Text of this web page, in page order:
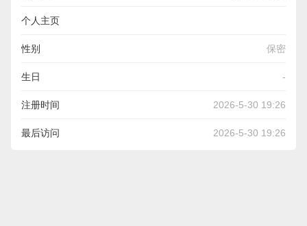
个人主页
https://gross-law.thoughtlanes.net/five-skilled-cat-flap-
installers-projects-to-use-for-any-budget
性别 保密
生日 -
注册时间 2026-5-30 19:26
最后访问 2026-5-30 19:26